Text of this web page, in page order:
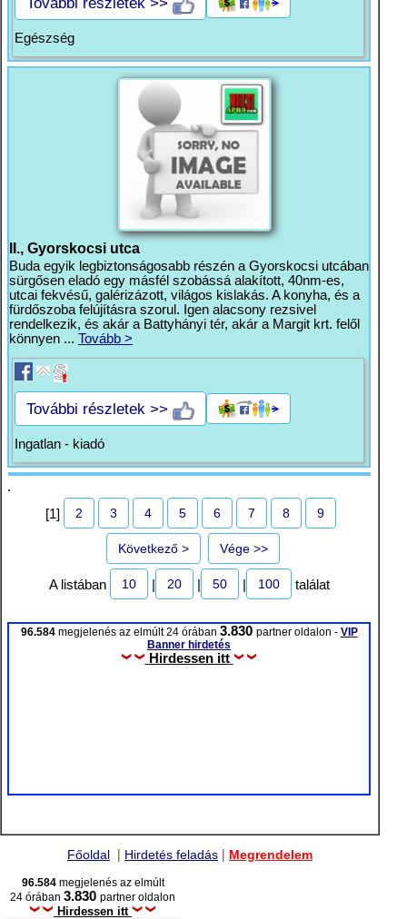
Egészség
II., Gyorskocsi utca
Buda egyik legbiztonságosabb részén a Gyorskocsi utcában
sürgősen eladó egy másfél szobássá alakított, 40nm-es,
utcai fekvésű, galérizázott, világos kislakás. A konyha, és a
fürdőszoba felújításra szorul. Igen alacsony rezsivel
rendelkezik, és akár a Battyhányi tér, akár a Margit krt. felől
könnyen ... Tovább >
További részletek >>
Ingatlan - kiadó
.
[1]
2 3 4 5 6 7 8 9
Következő > Vége >>
A listában 10 20 50 100 találat
96.584megjelenés az elmúlt 24 órában 3.830 partner oldalon - VIP
Banner hirdetés
Hirdessen itt
Főoldal | Hirdetés feladás | Megrendelem
96.584megjelenés az elmúlt
24 órában 3.830 partner oldalon
Hirdessen itt